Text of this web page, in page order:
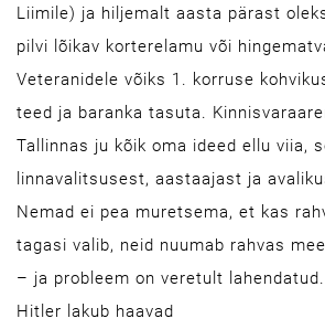
Liimile) ja hiljemalt aasta pärast
pilvi lõikav korterelamu või
Veteranidele võiks 1. korruse
teed ja baranka tasuta.
Tallinnas ju kõik oma ideed ellu viia,
linnavalitsusest, aastaajast ja
Nemad ei pea muretsema, et kas
tagasi valib, neid nuumab rahvas
– ja probleem on veretult lahendatud.
Hitler lakub haavad